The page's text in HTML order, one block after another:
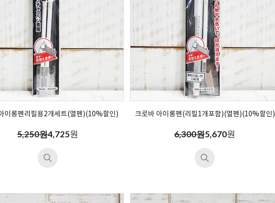
이롱펜리필용2개세트(열펜)(10%할인)
5,250원4,725원
크로바 아이롱펜(리필1개포함)(열펜)(10%할인)
6,300원5,670원